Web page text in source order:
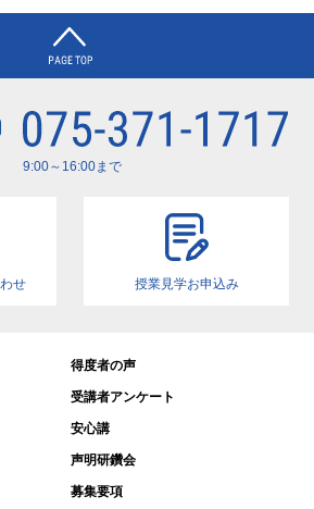
堂 京都・…
9:00～16:00まで
せ 授業見学お申込み
得度者の声
受講者アンケート
安心講
声明研鑽会
募集要項